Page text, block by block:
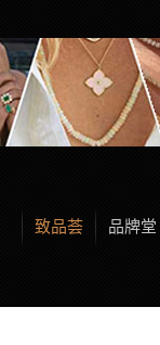
致品荟 品牌堂